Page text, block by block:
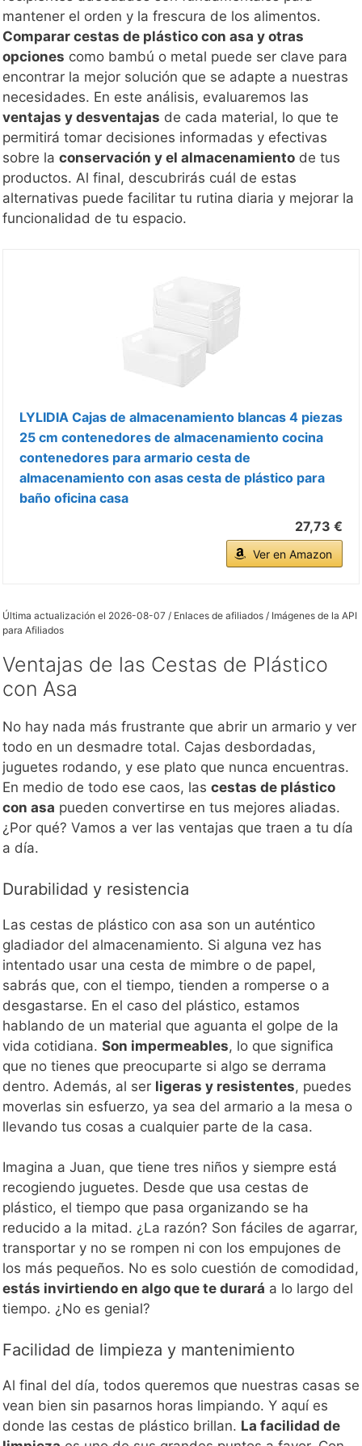
mantener el orden y la frescura de los alimentos.
Comparar cestas de plástico con asa y otras
opciones como bambú o metal puede ser clave para
encontrar la mejor solución que se adapte a nuestras
necesidades. En este análisis, evaluaremos las
ventajas y desventajas de cada material, lo que te
permitirá tomar decisiones informadas y efectivas
sobre la conservación y el almacenamiento de tus
productos. Al final, descubrirás cuál de estas
alternativas puede facilitar tu rutina diaria y mejorar la
funcionalidad de tu espacio.
LYLIDIA Cajas de almacenamiento blancas 4 piezas
25 cm contenedores de almacenamiento cocina
contenedores para armario cesta de
almacenamiento con asas cesta de plástico para
baño oficina casa
27,73 €
Ver en Amazon
Última actualización el 2026-08-07 / Enlaces de afiliados / Imágenes de la API
para Afiliados
Ventajas de las Cestas de Plástico
con Asa
No hay nada más frustrante que abrir un armario y ver
todo en un desmadre total. Cajas desbordadas,
juguetes rodando, y ese plato que nunca encuentras.
En medio de todo ese caos, las cestas de plástico
con asa pueden convertirse en tus mejores aliadas.
¿Por qué? Vamos a ver las ventajas que traen a tu día
a día.
Durabilidad y resistencia
Las cestas de plástico con asa son un auténtico
gladiador del almacenamiento. Si alguna vez has
intentado usar una cesta de mimbre o de papel,
sabrás que, con el tiempo, tienden a romperse o a
desgastarse. En el caso del plástico, estamos
hablando de un material que aguanta el golpe de la
vida cotidiana. Son impermeables, lo que significa
que no tienes que preocuparte si algo se derrama
dentro. Además, al ser ligeras y resistentes, puedes
moverlas sin esfuerzo, ya sea del armario a la mesa o
llevando tus cosas a cualquier parte de la casa.
Imagina a Juan, que tiene tres niños y siempre está
recogiendo juguetes. Desde que usa cestas de
plástico, el tiempo que pasa organizando se ha
reducido a la mitad. ¿La razón? Son fáciles de agarrar,
transportar y no se rompen ni con los empujones de
los más pequeños. No es solo cuestión de comodidad,
estás invirtiendo en algo que te durará a lo largo del
tiempo. ¿No es genial?
Facilidad de limpieza y mantenimiento
Al final del día, todos queremos que nuestras casas se
vean bien sin pasarnos horas limpiando. Y aquí es
donde las cestas de plástico brillan. La facilidad de